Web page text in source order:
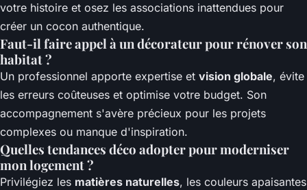
votre histoire et osez les associations inattendues pour
créer un cocon authentique.
Faut-il faire appel à un décorateur pour rénover son
habitat ?
Un professionnel apporte expertise et vision globale, évite
les erreurs coûteuses et optimise votre budget. Son
accompagnement s'avère précieux pour les projets
complexes ou manque d'inspiration.
Quelles tendances déco adopter pour moderniser
mon logement ?
Privilégiez les matières naturelles, les couleurs apaisantes